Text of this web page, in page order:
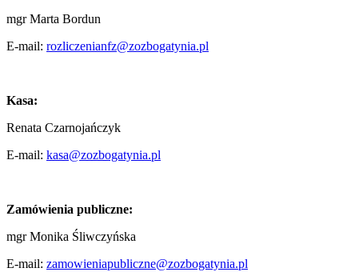
mgr Marta Bordun
E-mail: rozliczenianfz@zozbogatynia.pl
Kasa:
Renata Czarnojańczyk
E-mail: kasa@zozbogatynia.pl
Zamówienia publiczne:
mgr Monika Śliwczyńska
E-mail: zamowieniapubliczne@zozbogatynia.pl